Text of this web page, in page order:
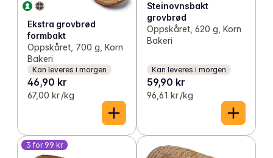
Ekstra grovbrød
formbakt
Oppskåret, 700 g, Korn
Bakeri
Kan leveres i morgen
46,90 kr
67,00 kr /kg
Steinovnsbakt
grovbrød
Oppskåret, 620 g, Korn
Bakeri
Kan leveres i morgen
59,90 kr
96,61 kr /kg
3 for 99 kr